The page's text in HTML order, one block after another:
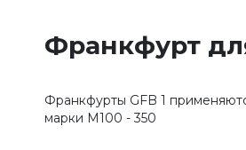
Франкфурт
Франкфурты GFB 1
марки М100 - 350